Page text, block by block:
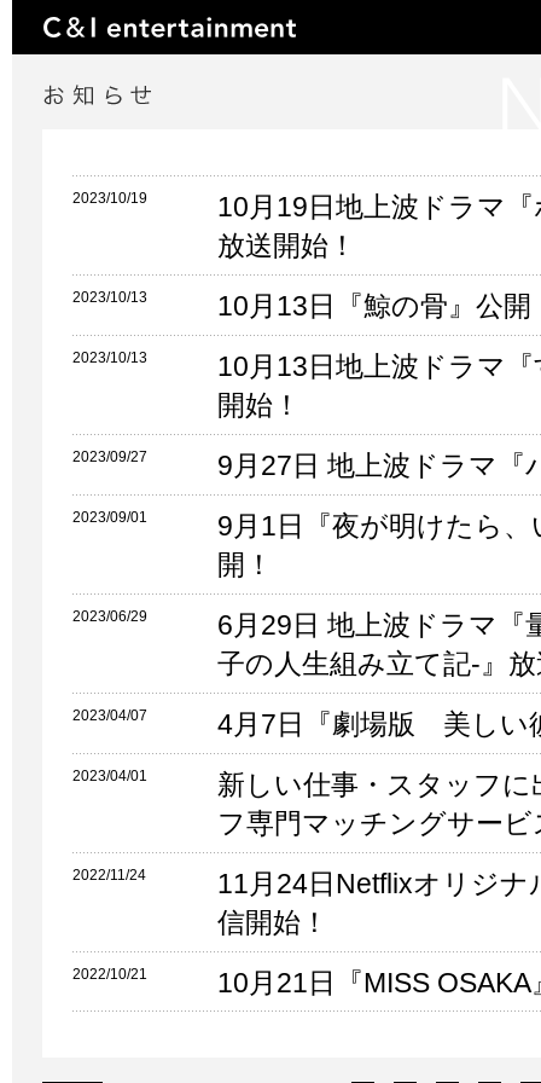
2023/10/19
10月19日地上波ドラマ
放送開始！
2023/10/13 10月13日『鯨の骨』公開
2023/10/13
10月13日地上波ドラマ
開始！
2023/09/27 9月27日 地上波ドラマ『
2023/09/01
9月1日『夜が明けたら
開！
2023/06/29
6月29日 地上波ドラマ『
子の人生組み立て記-』
2023/04/07 4月7日『劇場版 美しい
2023/04/01
新しい仕事・スタッフ
フ専門マッチングサー
2022/11/24
11月24日Netflixオリジ
信開始！
2022/10/21 10月21日『MISS OSAKA